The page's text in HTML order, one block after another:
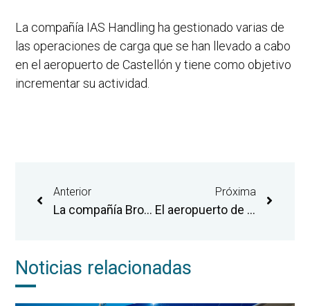
La compañía IAS Handling ha gestionado varias de
las operaciones de carga que se han llevado a cabo
en el aeropuerto de Castellón y tiene como objetivo
incrementar su actividad.
Anterior
La compañía Brok-Air Aviation Group pone en servicio en el aeropuerto de Castellón su nuevo hangar de mantenimiento de aviones
Próxima
El aeropuerto de Castellón certifica su mejor inicio de año con 11.336 personas pasajeras en enero
Noticias relacionadas